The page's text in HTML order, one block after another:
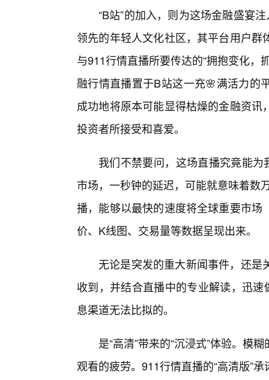
“B站”的加入，则为这场金融盛宴
领先的年轻人文化社区，其平台用户
与911行情直播所要传达的“拥抱变化，
融行情直播置于B站这一充🌸满活力的
成功地将原本可能显得枯燥的金融资
投资者所接受和喜爱。
我们不禁要问，这场直播究竟能为
市场，一秒钟的延迟，可能就意味着数
播，能够以最快的速度将全球重要市
价、K线图、交易量等数据呈现出来。
无论是突发的重大新闻事件，还
收到，并结合直播中的专业解读，迅
息渠道无法比拟的。
是“高清”带来的“沉浸式”体验。模
观看的疲劳。911行情直播的“高清版”